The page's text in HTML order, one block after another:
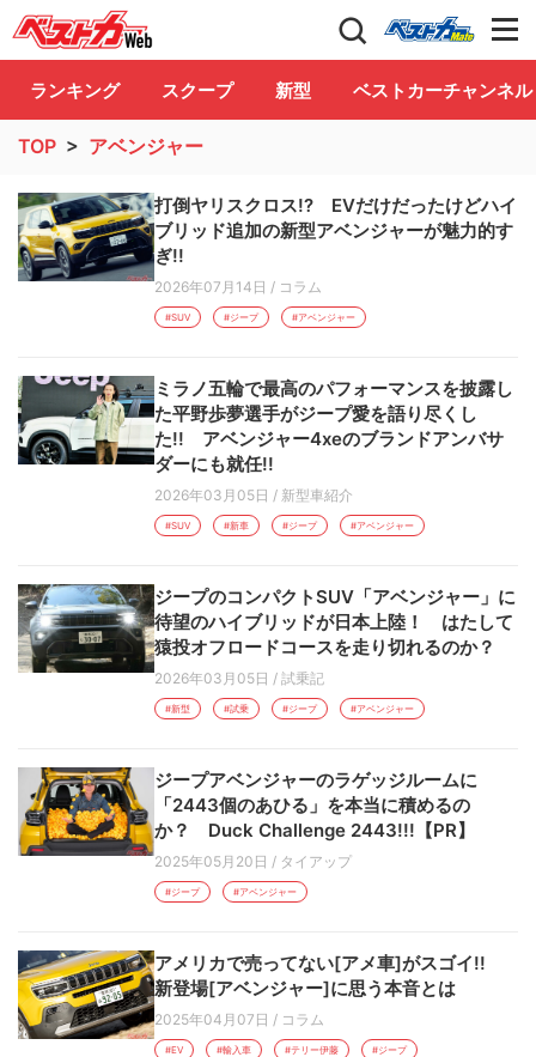
自動車情報誌「ベストカー」 Club
ランキング スクープ 新型 ベストカーチャンネル
TOP > アベンジャー
打倒ヤリスクロス!? EVだけだったけどハイ
ブリッド追加の新型アベンジャーが魅力的す
ぎ!!
2026年07月14日 / コラム
#SUV #ジープ #アベンジャー
ミラノ五輪で最高のパフォーマンスを披露し
た平野歩夢選手がジープ愛を語り尽くし
た!! アベンジャー4xeのブランドアンバサ
ダーにも就任!!
2026年03月05日 / 新型車紹介
#SUV #新車 #ジープ #アベンジャー
ジープのコンパクトSUV「アベンジャー」に
待望のハイブリッドが日本上陸！ はたして
猿投オフロードコースを走り切れるのか？
2026年03月05日 / 試乗記
#新型 #試乗 #ジープ #アベンジャー
ジープアベンジャーのラゲッジルームに
「2443個のあひる」を本当に積めるの
か？ Duck Challenge 2443!!!【PR】
2025年05月20日 / タイアップ
#ジープ #アベンジャー
アメリカで売ってない[アメ車]がスゴイ!!
新登場[アベンジャー]に思う本音とは
2025年04月07日 / コラム
#EV #輸入車 #テリー伊藤 #ジープ